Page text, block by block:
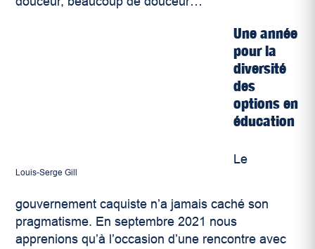
Louis-Serge Gill
Une année
pour la
diversité
des
options en
éducation
Le
gouvernement caquiste n’a jamais caché son
pragmatisme. En septembre 2021 nous
apprenions qu’à l’occasion d’une rencontre avec